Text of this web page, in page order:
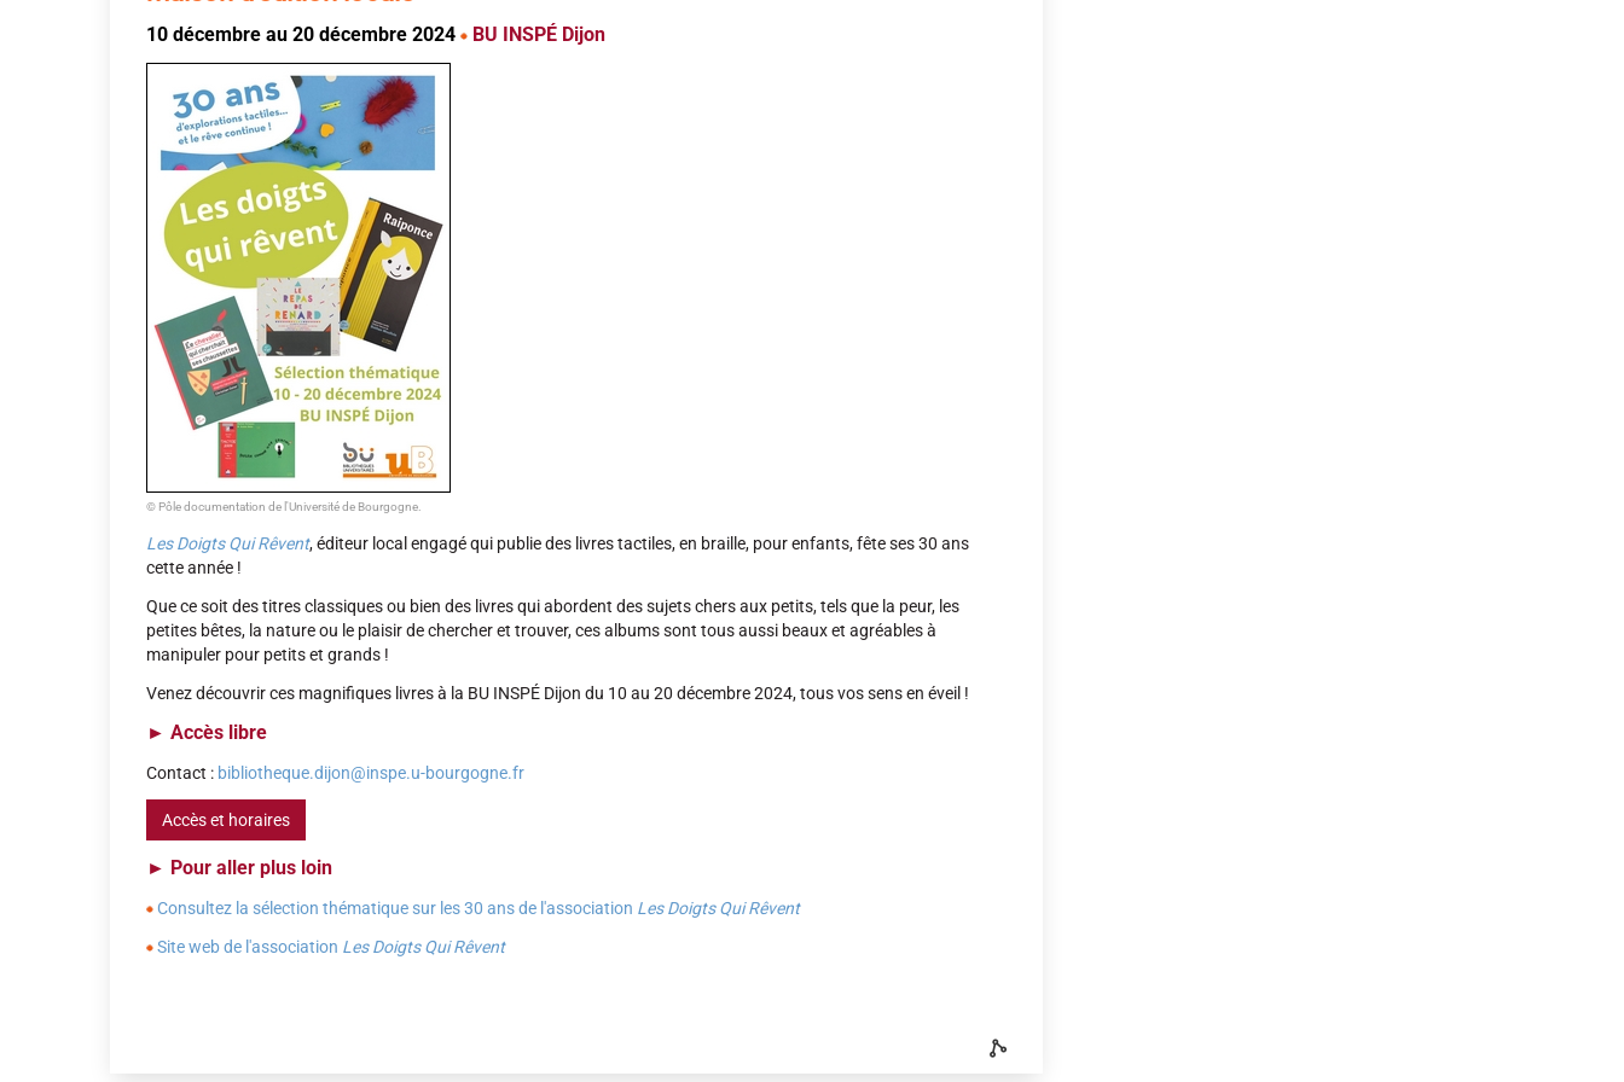
10 décembre au 20 décembre 2024 BU INSPÉ Dijon
© Pôle documentation de l'Université de Bourgogne.
Les Doigts Qui Rêvent, éditeur local engagé qui publie des livres tactiles, en braille, pour enfants, fête ses 30 ans
cette année !
Que ce soit des titres classiques ou bien des livres qui abordent des sujets chers aux petits, tels que la peur, les
petites bêtes, la nature ou le plaisir de chercher et trouver, ces albums sont tous aussi beaux et agréables à
manipuler pour petits et grands !
Venez découvrir ces magnifiques livres à la BU INSPÉ Dijon du 10 au 20 décembre 2024, tous vos sens en éveil !
► Accès libre
Contact : bibliotheque.dijon@inspe.u-bourgogne.fr
Accès et horaires
► Pour aller plus loin
Consultez la sélection thématique sur les 30 ans de l'association Les Doigts Qui Rêvent
Site web de l'association Les Doigts Qui Rêvent